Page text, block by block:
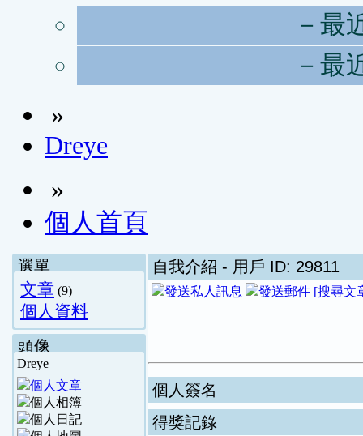
－最
－最
»
Dreye
»
個人首頁
選單
文章 (9)
個人資料
頭像
Dreye
自我介紹 - 用戶 ID: 29811
[搜尋文
個人簽名
得獎記錄